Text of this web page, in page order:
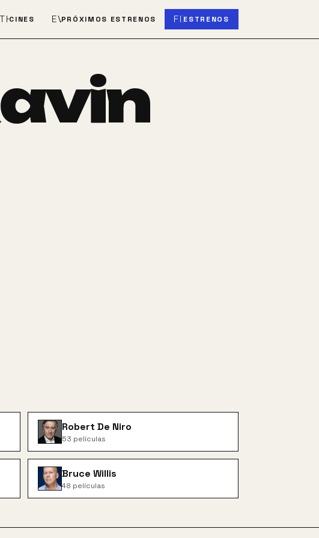
THEATERS
CINES EVENT_UPCOMING
PRÓXIMOS ESTRENOS FIBER_NEW
ESTRENOS
Robert De Niro
53 películas
Bruce Willis
48 películas